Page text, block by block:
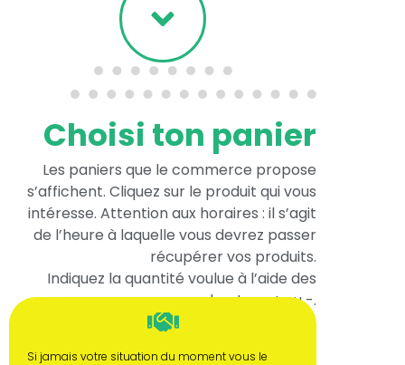
Choisi ton panier
Les paniers que le commerce propose
s’affichent. Cliquez sur le produit qui vous
intéresse. Attention aux horaires : il s’agit
de l’heure à laquelle vous devrez passer
récupérer vos produits.
Indiquez la quantité voulue à l’aide des
boutons + ou -.
Si jamais votre situation du moment vous le